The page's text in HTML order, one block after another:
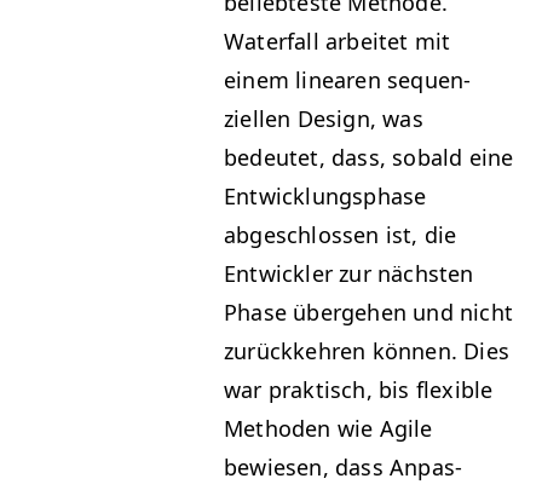
Water­fall arbeit­et mit
einem lin­earen sequen­
ziellen Design, was
bedeutet, dass, sobald eine
Entwick­lungsphase
abgeschlossen ist, die
Entwick­ler zur näch­sten
Phase überge­hen und nicht
zurück­kehren kön­nen. Dies
war prak­tisch, bis flex­i­ble
Meth­o­d­en wie Agile
bewiesen, dass Anpas­